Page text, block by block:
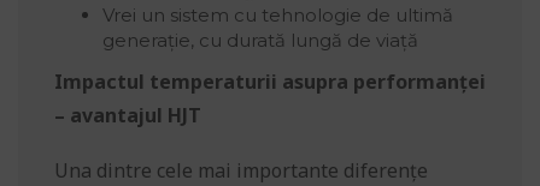
Vrei un sistem cu tehnologie de ultimă
generație, cu durată lungă de viață
Impactul temperaturii asupra performanței
– avantajul HJT
Una dintre cele mai importante diferențe